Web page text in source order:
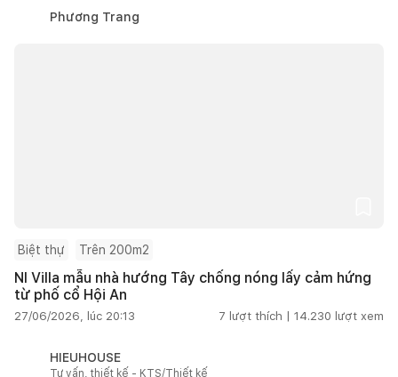
Phương Trang
Biệt thự Trên 200m2
NI Villa mẫu nhà hướng Tây chống nóng lấy cảm hứng
từ phố cổ Hội An
27/06/2026, lúc 20:13 7 lượt thích | 14.230 lượt xem
HIEUHOUSE
Tư vấn, thiết kế - KTS/Thiết kế